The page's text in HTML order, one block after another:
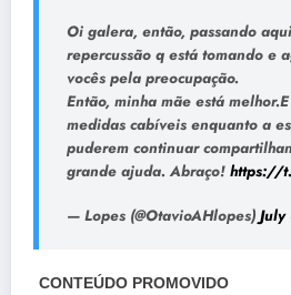
Oi galera, então, passando
repercussão q está tomando e
vocês pela preocupação.
Então, minha mãe está
medidas cabíveis enquanto a
puderem continuar
grande ajuda. Abraço! https://
— Lopes (@OtavioAHlopes)